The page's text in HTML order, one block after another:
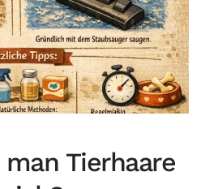
Tierhaare